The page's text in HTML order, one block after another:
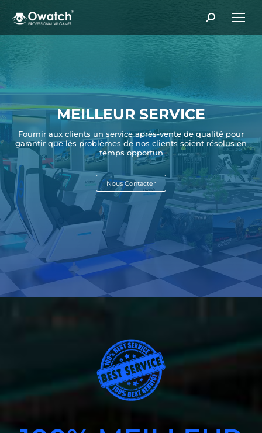
Search:
MEILLEUR SERVICE
Fournir aux clients un service après-vente de qualité pour
garantir que les problèmes de nos clients soient résolus en
temps opportun
Nous Contacter